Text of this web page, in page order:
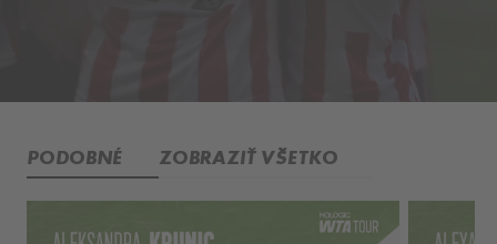
PODOBNÉ ZOBRAZIŤ VŠETKO